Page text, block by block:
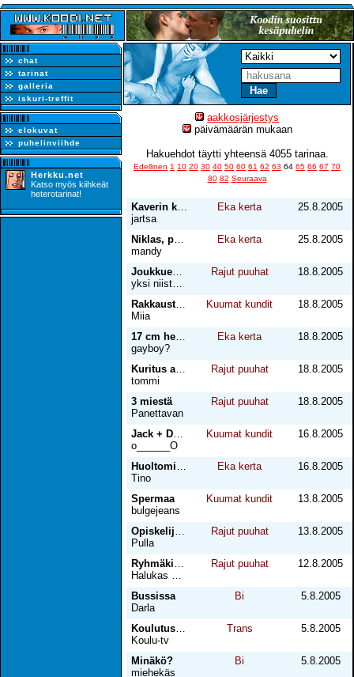
chat
tarinat
galleria
iskuri-treffit
elokuvat
puhelinviihde
Herkku.net
Katso myös kiihkeät
heterotarinat!
aakkosjärjestys
päivämäärän mukaan
Hakuehdot täytti yhteensä 4055 tarinaa.
Edellinen 1 10 20 30 40 50 60 61 62 63 64 65 66 67 70
80 82 Seuraava
jartsa
Eka kerta 25.8.2005
mandy
Eka kerta 25.8.2005
yksi niistä alokkaista
Rajut puuhat 18.8.2005
Rakkaustarina nimeltä Joonas & Tomi II
Miia
Kuumat kundit 18.8.2005
gayboy?
Eka kerta 18.8.2005
tommi
Rajut puuhat 18.8.2005
3 miestä
Panettavan
Rajut puuhat 18.8.2005
o______O
Kuumat kundit 16.8.2005
Tino
Eka kerta 16.8.2005
Spermaa
bulgejeans
Kuumat kundit 13.8.2005
Pulla
Rajut puuhat 13.8.2005
Halukas Btm
Rajut puuhat 12.8.2005
Bussissa
Darla
Bi 5.8.2005
Koulu-tv
Trans 5.8.2005
Minäkö?
miehekäs
Bi 5.8.2005